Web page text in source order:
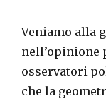
Veniamo alla
nell’opinione
osservatori
che la